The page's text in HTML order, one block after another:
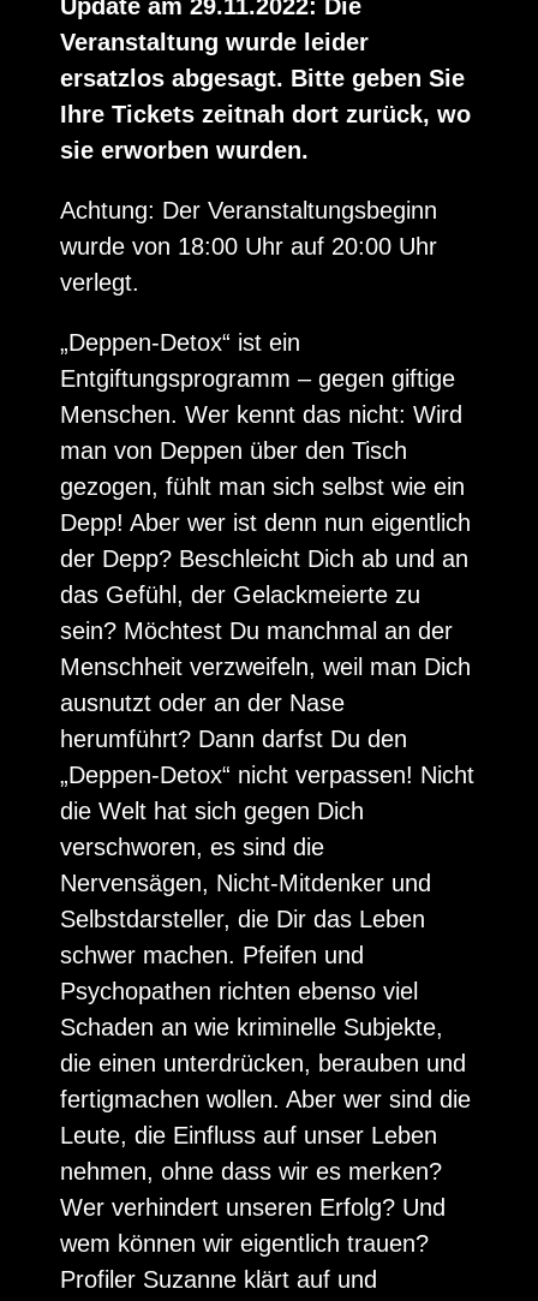
Update am 29.11.2022: Die
Veranstaltung wurde leider
ersatzlos abgesagt. Bitte geben Sie
Ihre Tickets zeitnah dort zurück, wo
sie erworben wurden.
Achtung: Der Veranstaltungsbeginn
wurde von 18:00 Uhr auf 20:00 Uhr
verlegt.
„Deppen-Detox“ ist ein
Entgiftungsprogramm – gegen giftige
Menschen. Wer kennt das nicht: Wird
man von Deppen über den Tisch
gezogen, fühlt man sich selbst wie ein
Depp! Aber wer ist denn nun eigentlich
der Depp? Beschleicht Dich ab und an
das Gefühl, der Gelackmeierte zu
sein? Möchtest Du manchmal an der
Menschheit verzweifeln, weil man Dich
ausnutzt oder an der Nase
herumführt? Dann darfst Du den
„Deppen-Detox“ nicht verpassen! Nicht
die Welt hat sich gegen Dich
verschworen, es sind die
Nervensägen, Nicht-Mitdenker und
Selbstdarsteller, die Dir das Leben
schwer machen. Pfeifen und
Psychopathen richten ebenso viel
Schaden an wie kriminelle Subjekte,
die einen unterdrücken, berauben und
fertigmachen wollen. Aber wer sind die
Leute, die Einfluss auf unser Leben
nehmen, ohne dass wir es merken?
Wer verhindert unseren Erfolg? Und
wem können wir eigentlich trauen?
Profiler Suzanne klärt auf und